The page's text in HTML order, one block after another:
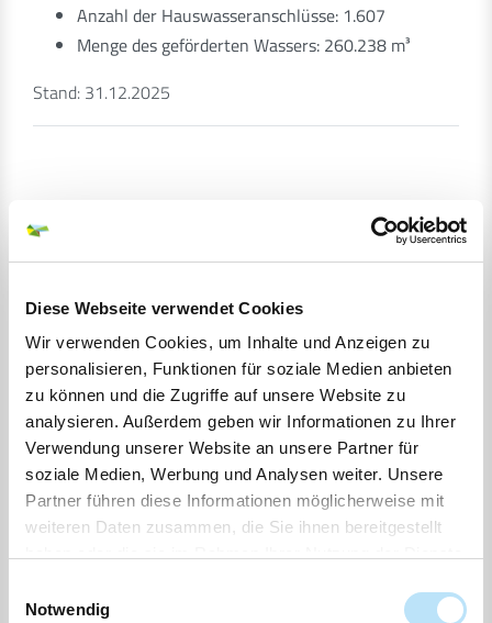
Diese Webseite verwendet Cookies
Wir verwenden Cookies, um Inhalte und Anzeigen zu
personalisieren, Funktionen für soziale Medien anbieten
zu können und die Zugriffe auf unsere Website zu
analysieren. Außerdem geben wir Informationen zu Ihrer
Verwendung unserer Website an unsere Partner für
soziale Medien, Werbung und Analysen weiter. Unsere
Partner führen diese Informationen möglicherweise mit
weiteren Daten zusammen, die Sie ihnen bereitgestellt
Notwendig
Anzahl der Hauswasseranschlüsse: 1.607
Menge des geförderten Wassers: 260.238 m³
Stand: 31.12.2025
Informationen
Lensahner Wasserbetriebe